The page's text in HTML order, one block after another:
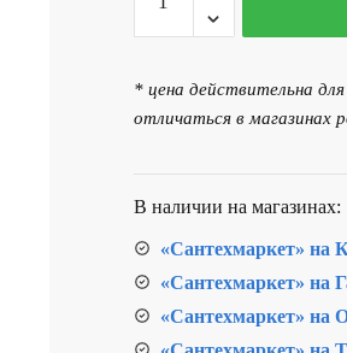
товара
Анод
d26
* цена действительна
отличаться в магазинах
В наличии на магазинах:
«Сантехмаркет» на
«Сантехмаркет» на
«Сантехмаркет» на